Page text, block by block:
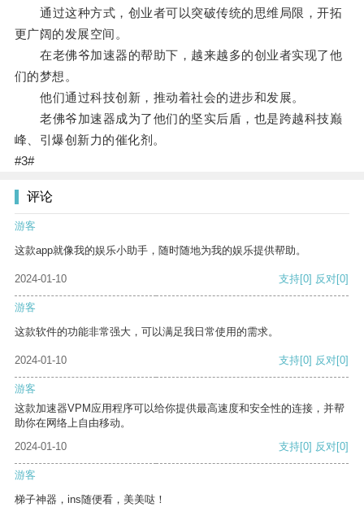
通过这种方式，创业者可以突破传统的思维局限，开拓
更广阔的发展空间。
在老佛爷加速器的帮助下，越来越多的创业者实现了他
们的梦想。
他们通过科技创新，推动着社会的进步和发展。
老佛爷加速器成为了他们的坚实后盾，也是跨越科技巅
峰、引爆创新力的催化剂。
#3#
评论
游客
这款app就像我的娱乐小助手，随时随地为我的娱乐提供帮助。
2024-01-10 支持[0] 反对[0]
游客
这款软件的功能非常强大，可以满足我日常使用的需求。
2024-01-10 支持[0] 反对[0]
游客
这款加速器VPM应用程序可以给你提供最高速度和安全性的连接，并帮
助你在网络上自由移动。
2024-01-10
支持[0] 反对[0]
游客
梯子神器，ins随便看，美美哒！